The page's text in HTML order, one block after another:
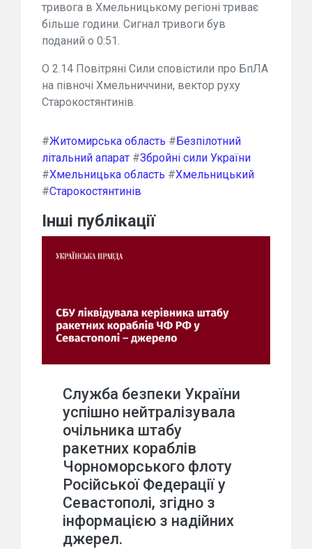
тривога в Хмельницькому регіоні триває
більше години. Сигнал тривоги був
поданий о 0:51.
О 2.14 Повітряні Сили сповістили про БпЛА
на півночі Хмельниччини, вектор руху
Старокостянтинів.
#Житомирська область # Безпілотний
літальний апарат #Збройні сили України
#Хмельницька область #Хмельницький
#Старокостянтинів
Інші публікації
Служба безпеки України
успішно нейтралізувала
очільника штабу
ракетних кораблів
Чорноморського флоту
Російської Федерації у
Севастополі, згідно з
інформацією з надійних
джерел.